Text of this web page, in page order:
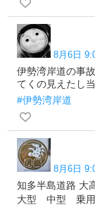
8月6日
伊勢湾岸道の事
てくの見えたし
#伊勢湾岸道
8月6日
知多半島道路 大
大型 中型 乗用